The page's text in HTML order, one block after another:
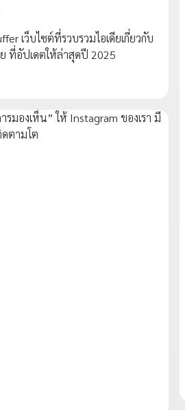
เว็บไซต์ที่รวบรวมไอเดียเกี่ยวกับ
ที่อัปเดตให้ล่าสุดปี 2025